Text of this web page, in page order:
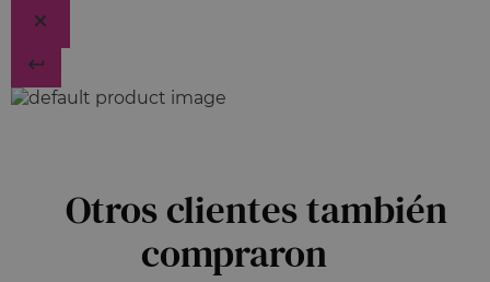
Otros clientes también
compraron